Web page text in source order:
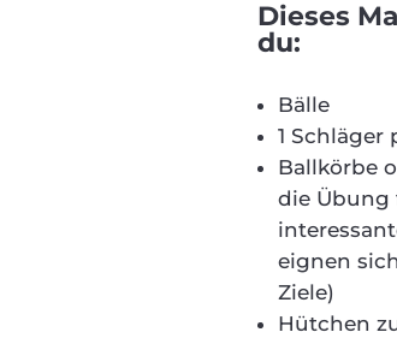
Dieses
du:
Bälle
1 Schläger
Ballkörbe
die Übung
eignen
Ziele)
Hütchen